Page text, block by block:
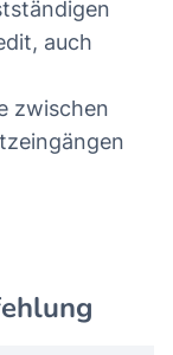
auch
zwischen